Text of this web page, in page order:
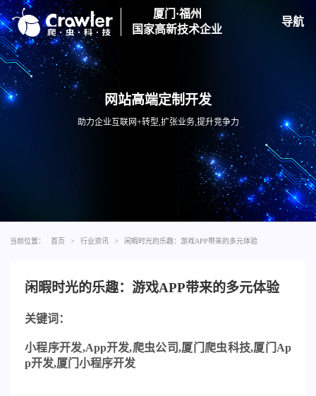
厦门·福州
国家高新技术企业
导航
网站高端定制开发
助力企业互联网+转型,扩张业务,提升竞争力
当前位置： 首页 > 行业资讯 > 闲暇时光的乐趣：游戏APP带来的多元体验
闲暇时光的乐趣：游戏APP带来的多元体验
关键词：
小程序开发,App开发,爬虫公司,厦门爬虫科技,厦门 Ap
p开发,厦门小程序开发